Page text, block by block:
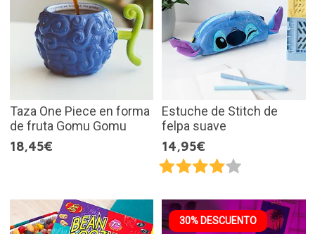
Taza One Piece en forma
de fruta Gomu Gomu
18,45€
Estuche de Stitch de
felpa suave
14,95€
30% DESCUENTO